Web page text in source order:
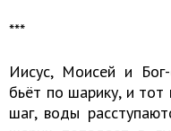
***
Иисус, Моисей и
бьёт по шарику, и
шаг, воды